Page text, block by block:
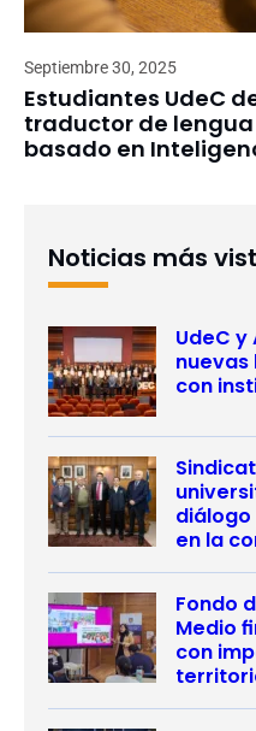
Septiembre 30, 2025
Estudiantes UdeC
traductor de
basado en
Noticias más
UdeC y
con
en la
Fondo
Medio
con